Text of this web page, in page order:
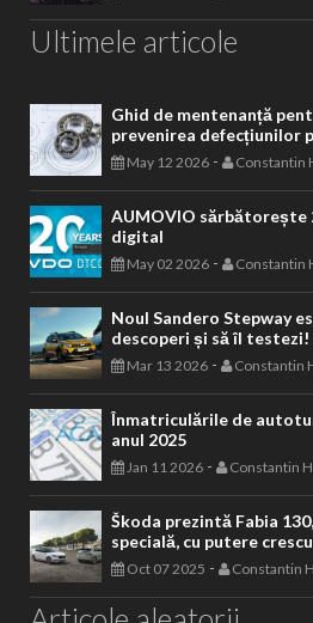
Ultimele articole
Ghid de mentenanță
prevenirea defecțiunilor
May 12 2026 - Constantin
AUMOVIO sărbătorește
digital
May 02 2026 - Constantin
Noul Sandero Stepway
descoperi și să îl testezi!
Mar 13 2026 - Constantin
Înmatriculările de
anul 2025
Jan 11 2026 - Constantin
Škoda prezintă Fabia
specială, cu putere
Oct 07 2025 - Constantin